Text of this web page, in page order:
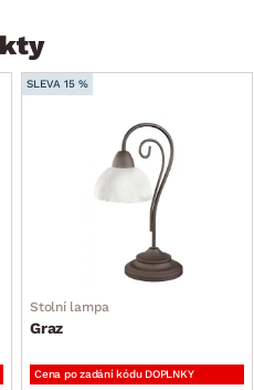
stavu
s dalšími částmi programu Atik
SLEVA 15 %
Stolní lampa
Graz
Cena po zadání kódu DOPLNKY